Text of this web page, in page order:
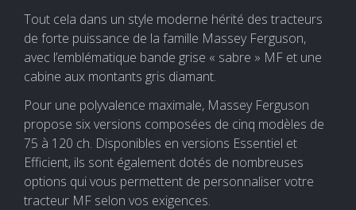
Tout cela dans un style moderne hérité des tracteurs
de forte puissance de la famille Massey Ferguson,
avec l’emblématique bande grise « sabre » MF et une
cabine aux montants gris diamant.
Pour une polyvalence maximale, Massey Ferguson
propose six versions composées de cinq modèles de
75 à 120 ch. Disponibles en versions Essentiel et
Efficient, ils sont également dotés de nombreuses
options qui vous permettent de personnaliser votre
tracteur MF selon vos exigences.